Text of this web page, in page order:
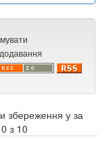
збереження у за
з 10